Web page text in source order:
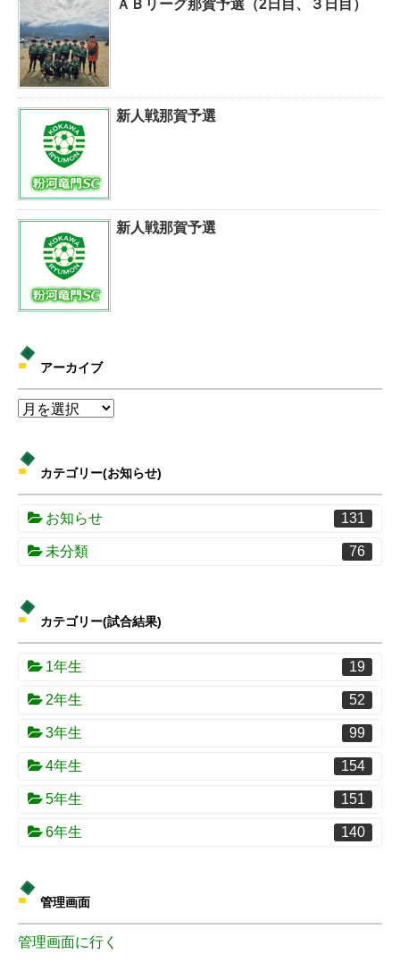
ＡＢリーグ那賀予選（2日目、３日目）
新人戦那賀予選
新人戦那賀予選
アーカイブ
カテゴリー(お知らせ)
お知らせ 131
未分類 76
カテゴリー(試合結果)
1年生 19
2年生 52
3年生 99
4年生 154
5年生 151
6年生 140
管理画面
管理画面に行く